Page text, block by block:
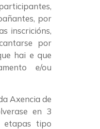
por
inscricións,
por
hai e que
e/ou
Axencia de
en 3
etapas tipo